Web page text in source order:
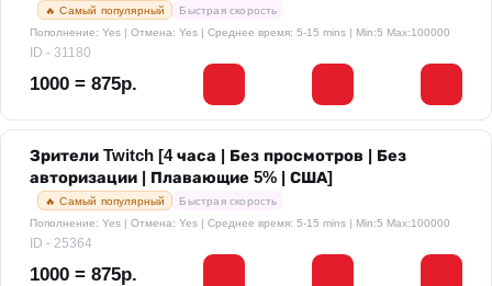
🔥 Самый популярный
Быстрая скорость
Пополнение: Yes | Отмена: Yes | Среднее время: 5-15 mins | Min:5 Max:100000
ID - 31180
1000 = 875р.
Зрители Twitch [4 часа | Без просмотров | Без
авторизации | Плавающие 5% | США]
🔥 Самый популярный
Быстрая скорость
Пополнение: Yes | Отмена: Yes | Среднее время: 5-15 mins | Min:5 Max:100000
ID - 25364
1000 = 875р.